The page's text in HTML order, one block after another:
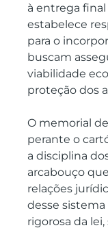
à entrega
estabelece
para o
buscam
viabilidade
proteção dos
O memorial
perante o
a disciplina
arcabouço
relações
desse
rigorosa da